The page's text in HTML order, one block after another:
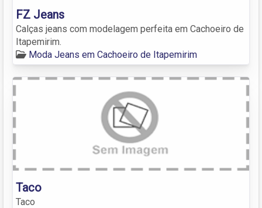
FZ Jeans
Calças jeans com modelagem perfeita em Cachoeiro de
Itapemirim.
Moda Jeans em Cachoeiro de Itapemirim
Taco
Taco